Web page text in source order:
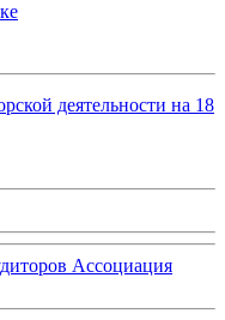
деятельности на 18